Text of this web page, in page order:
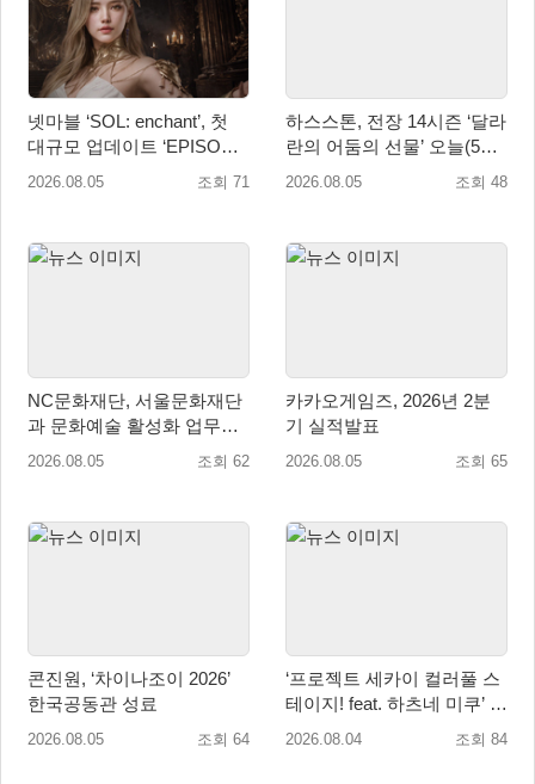
넷마블 ‘SOL: enchant’, 첫
대규모 업데이트 ‘EPISODE
01. GENESIS: 신의 전장’ 사
2026.08.05 조회 71
하스스톤, 전장 14시즌 ‘달라
란의 어둠의 선물’ 오늘(5일)
시작!
2026.08.05 조회 48
NC문화재단, 서울문화재단
과 문화예술 활성화 업무협
약
2026.08.05 조회 62
카카오게임즈, 2026년 2분
기 실적발표
2026.08.05 조회 65
콘진원, ‘차이나조이 2026’
한국공동관 성료
2026.08.05 조회 64
‘프로젝트 세카이 컬러풀 스
테이지! feat. 하츠네 미쿠’ 온
리 샵·페어·그라떼 개최
2026.08.04 조회 84